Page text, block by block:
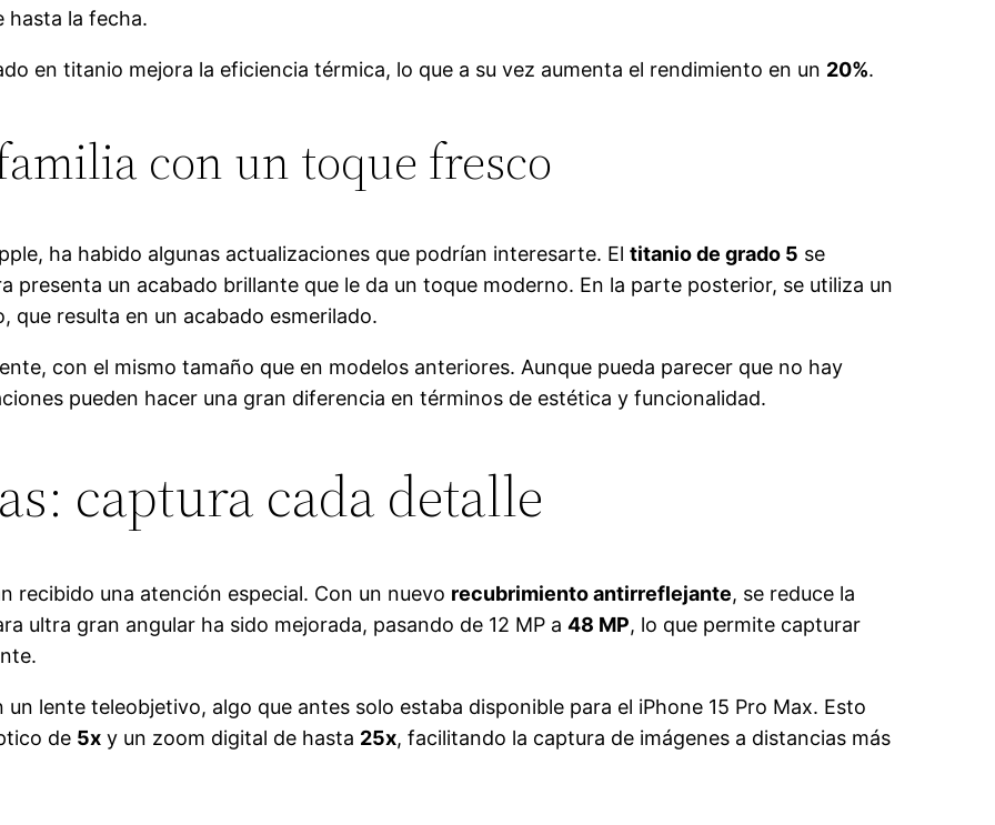
hasta la fecha.
en titanio mejora la eficiencia térmica, lo que a su vez aumenta el rendimiento en un 20%.
con un toque fresco
ha habido algunas actualizaciones que podrían interesarte. Eltitanio de grado 5 se
presenta un acabado brillante que le da un toque moderno. En la parte posterior, se utiliza un
resulta en un acabado esmerilado.
con el mismo tamaño que en modelos anteriores. Aunque pueda parecer que no hay
pueden hacer una gran diferencia en términos de estética y funcionalidad.
captura cada detalle
recibido una atención especial. Con un nuevo recubrimiento antirreflejante, se reduce la
ultra gran angular ha sido mejorada, pasando de 12 MP a48 MP, lo que permite capturar
lente teleobjetivo, algo que antes solo estaba disponible para el iPhone 15 Pro Max. Esto
de 5x y un zoom digital de hasta 25x, facilitando la captura de imágenes a distancias más